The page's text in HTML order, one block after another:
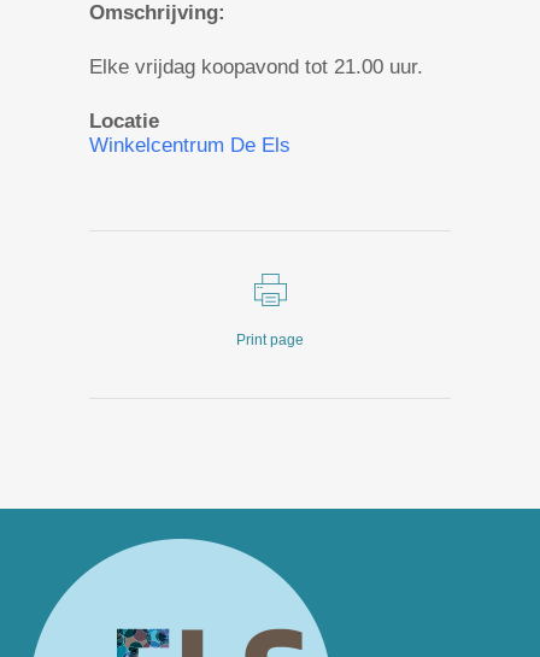
Omschrijving:
Elke vrijdag koopavond tot 21.00 uur.
Locatie
Winkelcentrum De Els
Print page